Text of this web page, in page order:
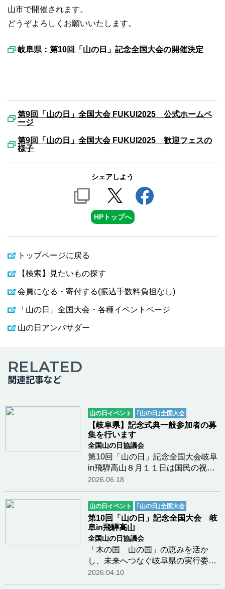
山市で開催されます。
どうぞよろしくお願いいたします。
岐阜県：第10回「山の日」記念全国大会の開催決定
第9回「山の日」全国大会 FUKUI2025 公式ホームペ
ージ
第9回「山の日」全国大会 FUKUI2025 歓迎フェスの
様子
シェアしよう
HPトップへ
トップページに戻る
【検索】見たいもの探す
会員になる・寄付する(振込手数料負担なし)
「山の日」全国大会・各種イベントページ
山の日アンバサダー
RELATED
関連記事など
山の日イベント ｢山の日｣全国大会
【岐阜県】記念式典一般参加者の募
集を行います
全国山の日協議会
第10回「山の日」記念全国大会岐阜
in飛騨高山８月１１日は国民の祝日
「山の日」です。「山に親しむ機会
を得て、山の恩恵に感謝する」とい
う祝日の趣旨を広く知ってもらうた
め、毎年、全国大会が開催され、第
１０回の記念大…つづきを読む
2026.06.18
山の日イベント ｢山の日｣全国大会
第10回「山の日」記念全国大会 岐
阜in飛騨高山
全国山の日協議会
「木の国 山の国」の恵みを活か
し、未来へつなぐ岐阜県の実行委員
会事務局より広報資材が届きました
のでご紹介します。岐阜県は日本の
2026.04.10